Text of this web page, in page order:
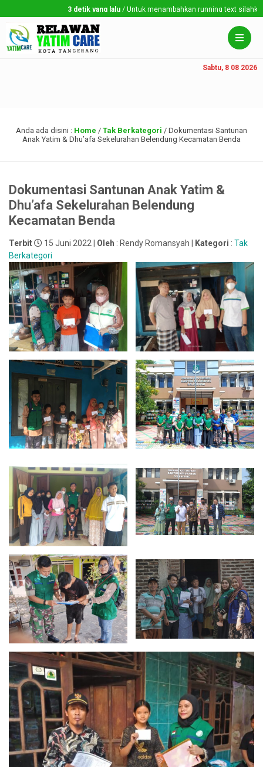
3 detik yang lalu/ Untuk menambahkan running text silahkan ke
Sabtu, 8 08 2026
Anda ada disini : Home / Tak Berkategori / Dokumentasi Santunan
Anak Yatim & Dhu’afa Sekelurahan Belendung Kecamatan Benda
Dokumentasi Santunan Anak Yatim &
Dhu’afa Sekelurahan Belendung
Kecamatan Benda
Terbit 15 Juni 2022 | Oleh : Rendy Romansyah | Kategori : Tak
Berkategori